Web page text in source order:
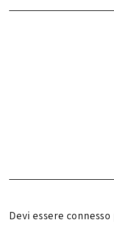
Devi essere connesso